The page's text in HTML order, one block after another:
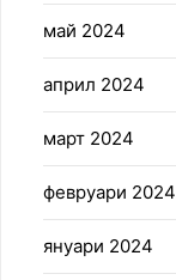
май 2024
април 2024
март 2024
февруари 2024
януари 2024